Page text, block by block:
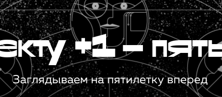
+1 —
Заглядываем на пятилетку вперед